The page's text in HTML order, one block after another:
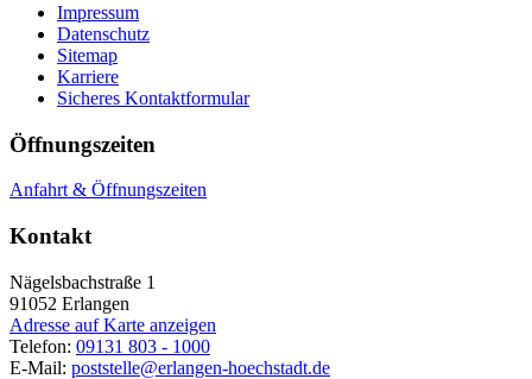
Impressum
Datenschutz
Sitemap
Karriere
Sicheres Kontaktformular
Öffnungszeiten
Anfahrt & Öffnungszeiten
Kontakt
Nägelsbachstraße 1
91052 Erlangen
Adresse auf Karte anzeigen
Telefon: 09131 803 - 1000
E-Mail: poststelle@erlangen-hoechstadt.de